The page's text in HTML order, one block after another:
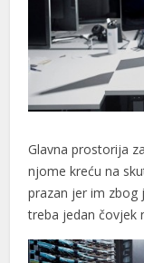
Glavna prostorija
njome kreću na
prazan jer im zbog
treba jedan čovjek